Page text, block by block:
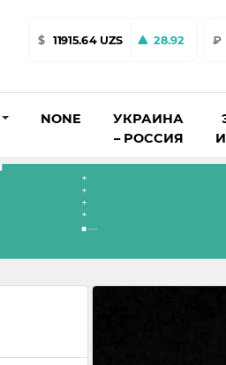
$ 11915.64 UZS 28.92 ₽
NONE
УКРАИНА
– РОССИЯ